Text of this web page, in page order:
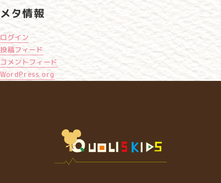
メタ情報
ログイン
投稿フィード
コメントフィード
WordPress.org